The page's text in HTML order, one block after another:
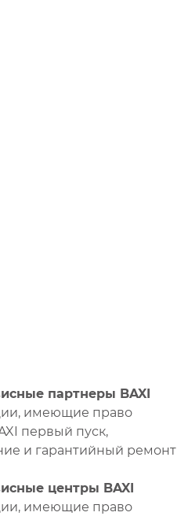
партнеры BAXI
имеющие право
первый пуск,
и гарантийный ремонт
центры BAXI
имеющие право